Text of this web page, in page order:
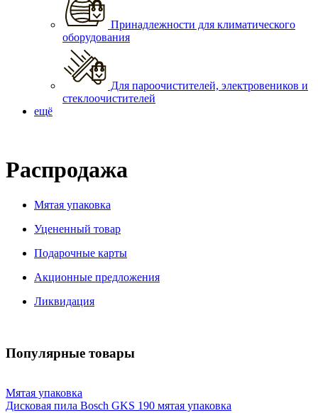
Принадлежности для климатического
оборудования
Для пароочистителей, электровеников и
стеклоочистителей
ещё
Распродажа
Мятая упаковка
Уцененный товар
Подарочные карты
Акционные предложения
Ликвидация
Популярные товары
Мятая упаковка
Дисковая пила Bosch GKS 190 мятая упаковка